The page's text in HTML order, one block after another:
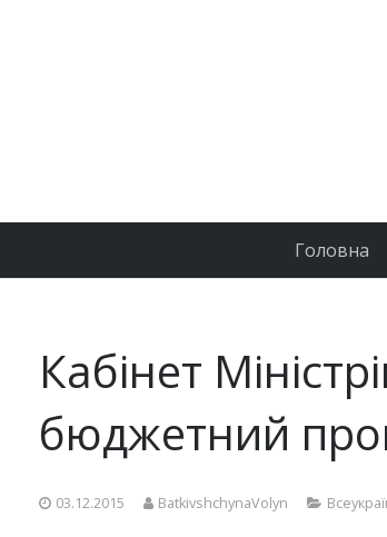
Головна
Кабінет
бюджетний
03.12.2015 BatkivshchynaVolyn